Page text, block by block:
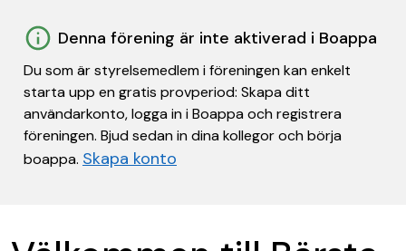
Denna förening är inte aktiverad i Boappa
Du som är styrelsemedlem i föreningen kan enkelt
starta upp en gratis provperiod: Skapa ditt
användarkonto, logga in i Boappa och registrera
föreningen. Bjud sedan in dina kollegor och börja
boappa. Skapa konto